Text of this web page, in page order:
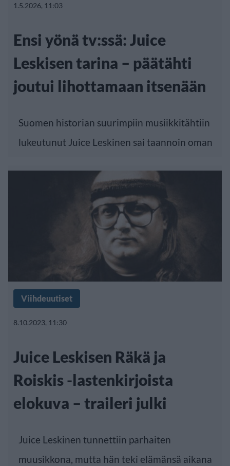
1.5.2026, 11:03
Ensi yönä tv:ssä: Juice
Leskisen tarina – päätähti
joutui lihottamaan itsenään
Suomen historian suurimpiin musiikkitähtiin
lukeutunut Juice Leskinen sai taannoin oman
Viihdeuutiset
8.10.2023, 11:30
Juice Leskisen Räkä ja
Roiskis -lastenkirjoista
elokuva – traileri julki
Juice Leskinen tunnettiin parhaiten
muusikkona, mutta hän teki elämänsä aikana